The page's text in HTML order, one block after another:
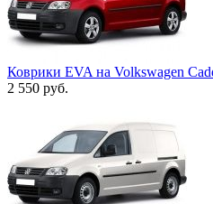
Коврики EVA на Volkswagen
2 550 руб.